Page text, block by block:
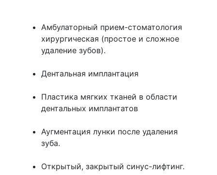
Амбулаторный прием-стоматология
хирургическая (простое и сложное
удаление зубов).
Дентальная имплантация
Пластика мягких тканей в области
дентальных имплантатов
Аугментация лунки после удаления
зуба.
Открытый, закрытый синус-лифтинг.